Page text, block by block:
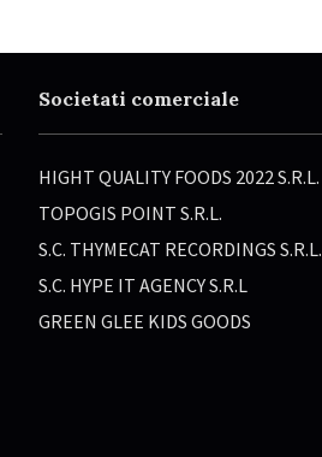
Societati comerciale
HIGHT QUALITY FOODS 2022 S.R.L.
TOPOGIS POINT S.R.L.
S.C. THYMECAT RECORDINGS S.R.L.
S.C. HYPE IT AGENCY S.R.L
GREEN GLEE KIDS GOODS